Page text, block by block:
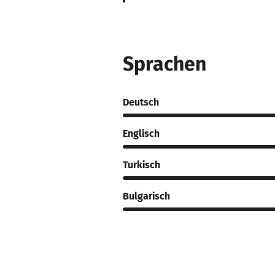
Sprachen
Deutsch
Englisch
Turkisch
Bulgarisch